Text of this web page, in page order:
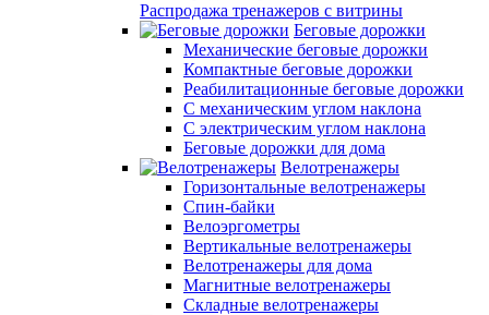
Распродажа тренажеров с витрины
Беговые дорожки
Механические беговые дорожки
Компактные беговые дорожки
Реабилитационные беговые дорожки
С механическим углом наклона
С электрическим углом наклона
Беговые дорожки для дома
Велотренажеры
Горизонтальные велотренажеры
Спин-байки
Велоэргометры
Вертикальные велотренажеры
Велотренажеры для дома
Магнитные велотренажеры
Складные велотренажеры